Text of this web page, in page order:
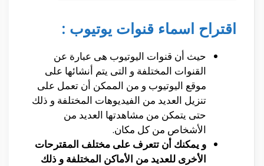
اقتراح اسماء قنوات يوتيوب :
حيث أن قنوات اليوتيوب هى عبارة عن
القنوات المختلفة و التى يتم أنشائها على
موقع اليوتيوب و من الممكن أن تعمل على
تنزيل العديد من الفيديوهات المختلفة و ذلك
حتى يتمكن من مشاهدتها العديد من
الأشخاص من كل مكان.
و يمكنك أن تتعرف على مختلف المقترحات
الأخرى للعديد من الأماكن المختلفة و ذلك